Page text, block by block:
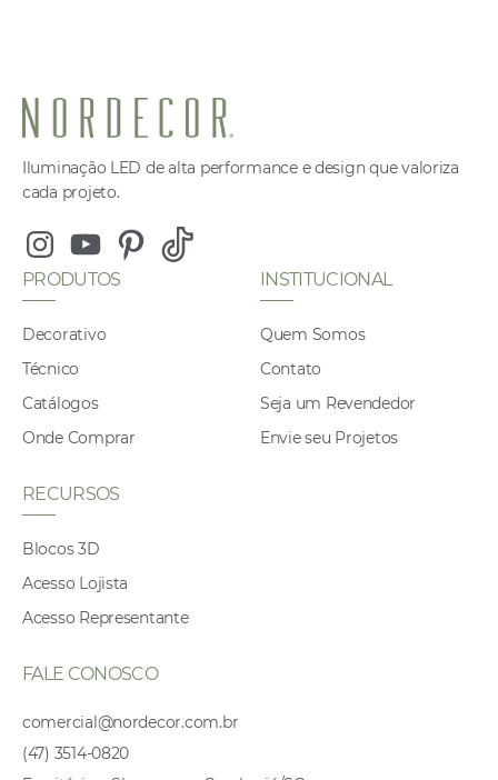
Iluminação LED de alta performance e design que valoriza
cada projeto.
InstagramYoutubePinterest
Tiktok
PRODUTOS
Decorativo
Técnico
Catálogos
Onde Comprar
INSTITUCIONAL
Quem Somos
Contato
Seja um Revendedor
Envie seu Projetos
RECURSOS
Blocos 3D
Acesso Lojista
Acesso Representante
FALE CONOSCO
comercial@nordecor.com.br
(47) 3514-0820